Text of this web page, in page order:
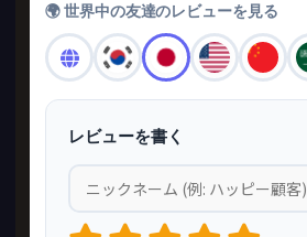
🌍 世界中の友達のレビューを見る
レビューを書く